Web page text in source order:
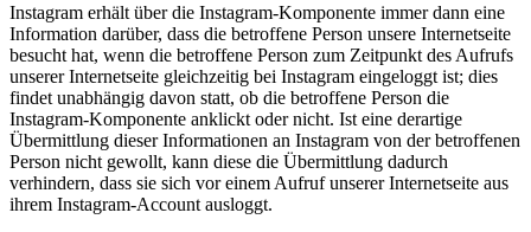
Instagram erhält über die Instagram-Komponente immer dann eine
Information darüber, dass die betroffene Person unsere Internetseite
besucht hat, wenn die betroffene Person zum Zeitpunkt des Aufrufs
unserer Internetseite gleichzeitig bei Instagram eingeloggt ist; dies
findet unabhängig davon statt, ob die betroffene Person die
Instagram-Komponente anklickt oder nicht. Ist eine derartige
Übermittlung dieser Informationen an Instagram von der betroffenen
Person nicht gewollt, kann diese die Übermittlung dadurch
verhindern, dass sie sich vor einem Aufruf unserer Internetseite aus
ihrem Instagram-Account ausloggt.